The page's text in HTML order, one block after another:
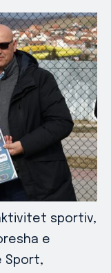
sportiv,
e
Sport,